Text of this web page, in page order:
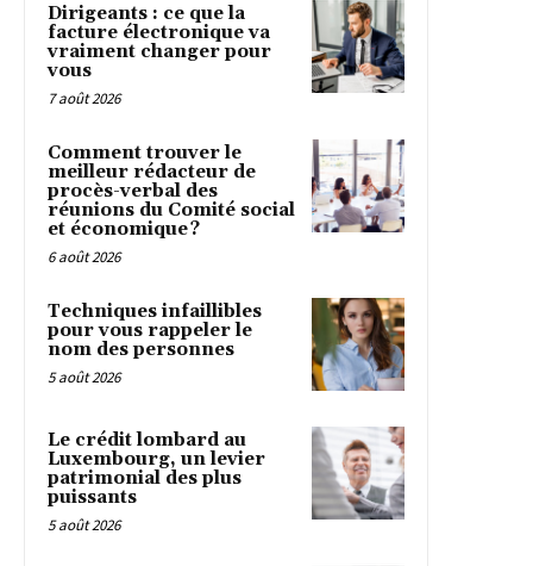
Dirigeants : ce que la
facture électronique va
vraiment changer pour
vous
7 août 2026
Comment trouver le
meilleur rédacteur de
procès-verbal des
réunions du Comité social
et économique ?
6 août 2026
Techniques infaillibles
pour vous rappeler le
nom des personnes
5 août 2026
Le crédit lombard au
Luxembourg, un levier
patrimonial des plus
puissants
5 août 2026